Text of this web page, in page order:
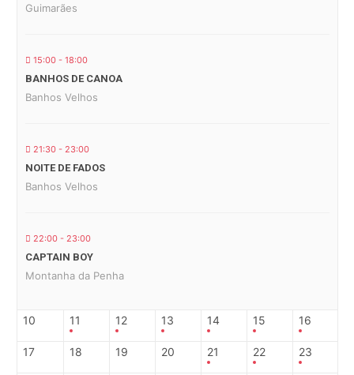
Guimarães
15:00 - 18:00
BANHOS DE CANOA
Banhos Velhos
21:30 - 23:00
NOITE DE FADOS
Banhos Velhos
22:00 - 23:00
CAPTAIN BOY
Montanha da Penha
10 11 12 13 14 15 16
17 18 19 20 21 22 23